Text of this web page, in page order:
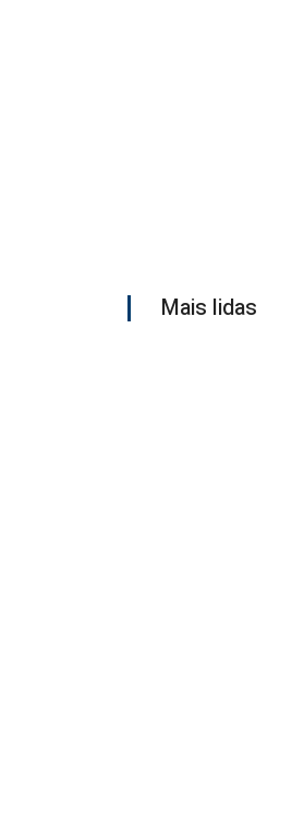
Mais lidas